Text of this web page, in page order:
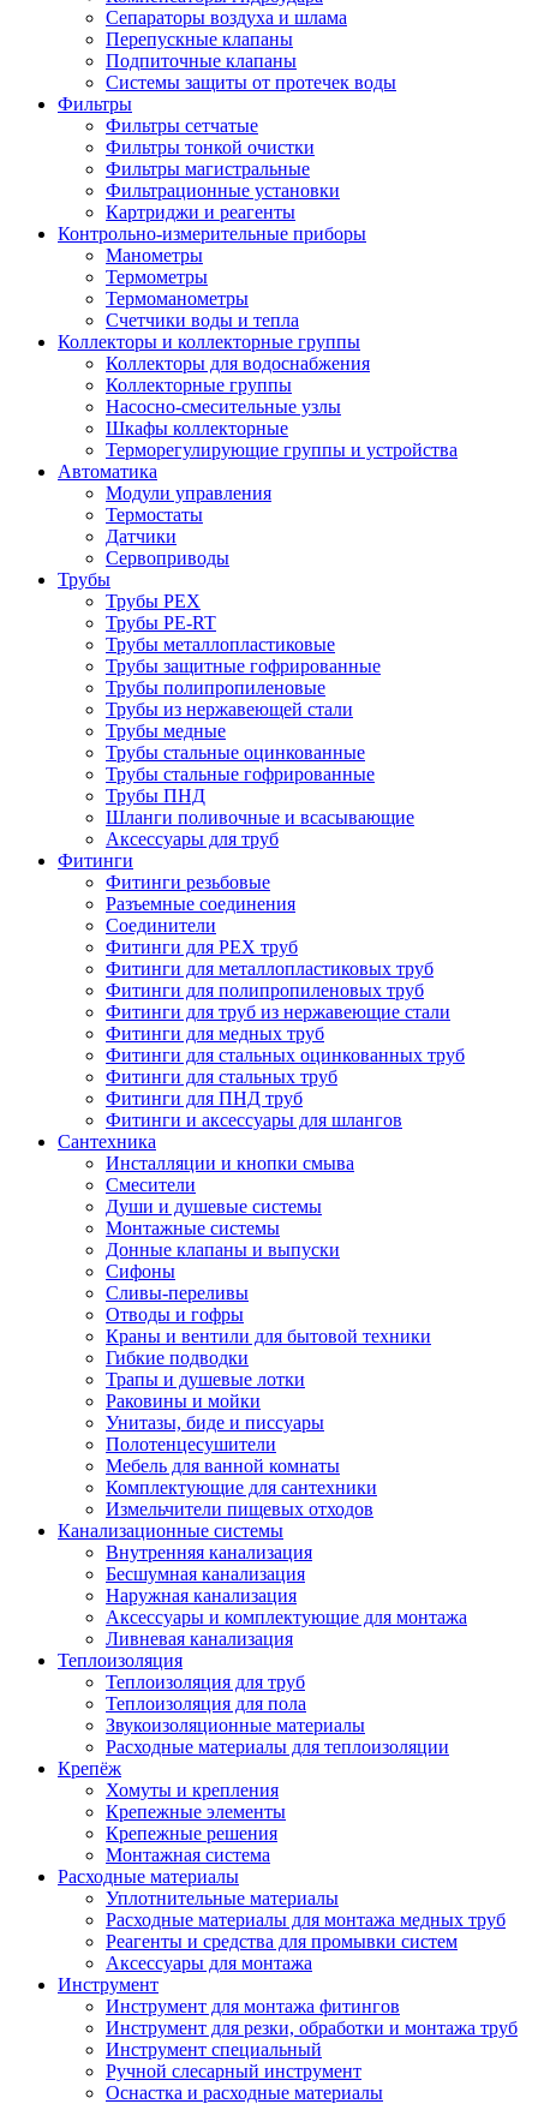
Сепараторы воздуха и шлама
Перепускные клапаны
Подпиточные клапаны
Системы защиты от протечек воды
Фильтры
Фильтры сетчатые
Фильтры тонкой очистки
Фильтры магистральные
Фильтрационные установки
Картриджи и реагенты
Контрольно-измерительные приборы
Манометры
Термометры
Термоманометры
Счетчики воды и тепла
Коллекторы и коллекторные группы
Коллекторы для водоснабжения
Коллекторные группы
Насосно-смесительные узлы
Шкафы коллекторные
Терморегулирующие группы и устройства
Автоматика
Модули управления
Термостаты
Датчики
Сервоприводы
Трубы
Трубы PEX
Трубы PE-RT
Трубы металлопластиковые
Трубы защитные гофрированные
Трубы полипропиленовые
Трубы из нержавеющей стали
Трубы медные
Трубы стальные оцинкованные
Трубы стальные гофрированные
Трубы ПНД
Шланги поливочные и всасывающие
Аксессуары для труб
Фитинги
Фитинги резьбовые
Разъемные соединения
Соединители
Фитинги для PEX труб
Фитинги для металлопластиковых труб
Фитинги для полипропиленовых труб
Фитинги для труб из нержавеющие стали
Фитинги для медных труб
Фитинги для стальных оцинкованных труб
Фитинги для стальных труб
Фитинги для ПНД труб
Фитинги и аксессуары для шлангов
Сантехника
Инсталляции и кнопки смыва
Смесители
Души и душевые системы
Монтажные системы
Донные клапаны и выпуски
Сифоны
Сливы-переливы
Отводы и гофры
Краны и вентили для бытовой техники
Гибкие подводки
Трапы и душевые лотки
Раковины и мойки
Унитазы, биде и писсуары
Полотенцесушители
Мебель для ванной комнаты
Комплектующие для сантехники
Измельчители пищевых отходов
Канализационные системы
Внутренняя канализация
Бесшумная канализация
Наружная канализация
Аксессуары и комплектующие для монтажа
Ливневая канализация
Теплоизоляция
Теплоизоляция для труб
Теплоизоляция для пола
Звукоизоляционные материалы
Расходные материалы для теплоизоляции
Крепёж
Хомуты и крепления
Крепежные элементы
Крепежные решения
Монтажная система
Расходные материалы
Уплотнительные материалы
Расходные материалы для монтажа медных труб
Реагенты и средства для промывки систем
Аксессуары для монтажа
Инструмент
Инструмент для монтажа фитингов
Инструмент для резки, обработки и монтажа труб
Инструмент специальный
Ручной слесарный инструмент
Оснастка и расходные материалы